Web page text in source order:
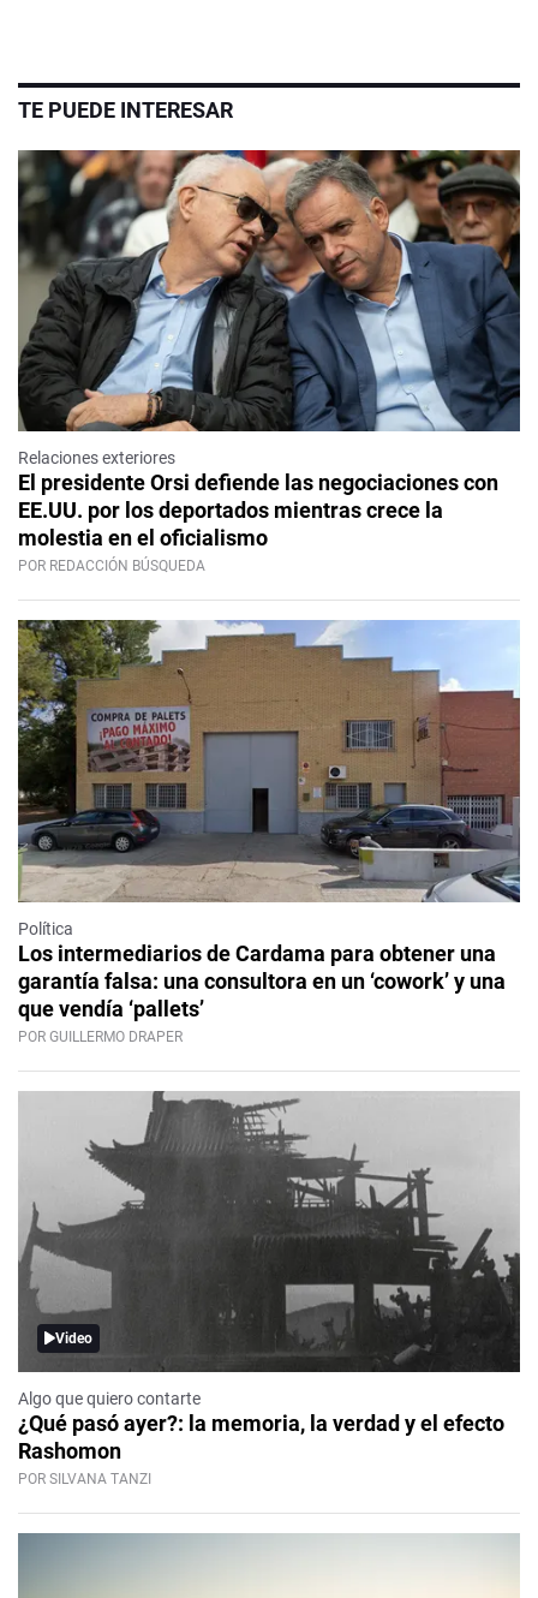
TE PUEDE INTERESAR
Relaciones exteriores
El presidente Orsi defiende las negociaciones con
EE.UU. por los deportados mientras crece la
molestia en el oficialismo
POR REDACCIÓN BÚSQUEDA
Política
Los intermediarios de Cardama para obtener una
garantía falsa: una consultora en un ‘cowork’ y una
que vendía ‘pallets’
POR GUILLERMO DRAPER
Video
Algo que quiero contarte
¿Qué pasó ayer?: la memoria, la verdad y el efecto
Rashomon
POR SILVANA TANZI